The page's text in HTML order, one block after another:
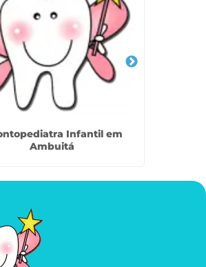
Infantil em
Ambuitá